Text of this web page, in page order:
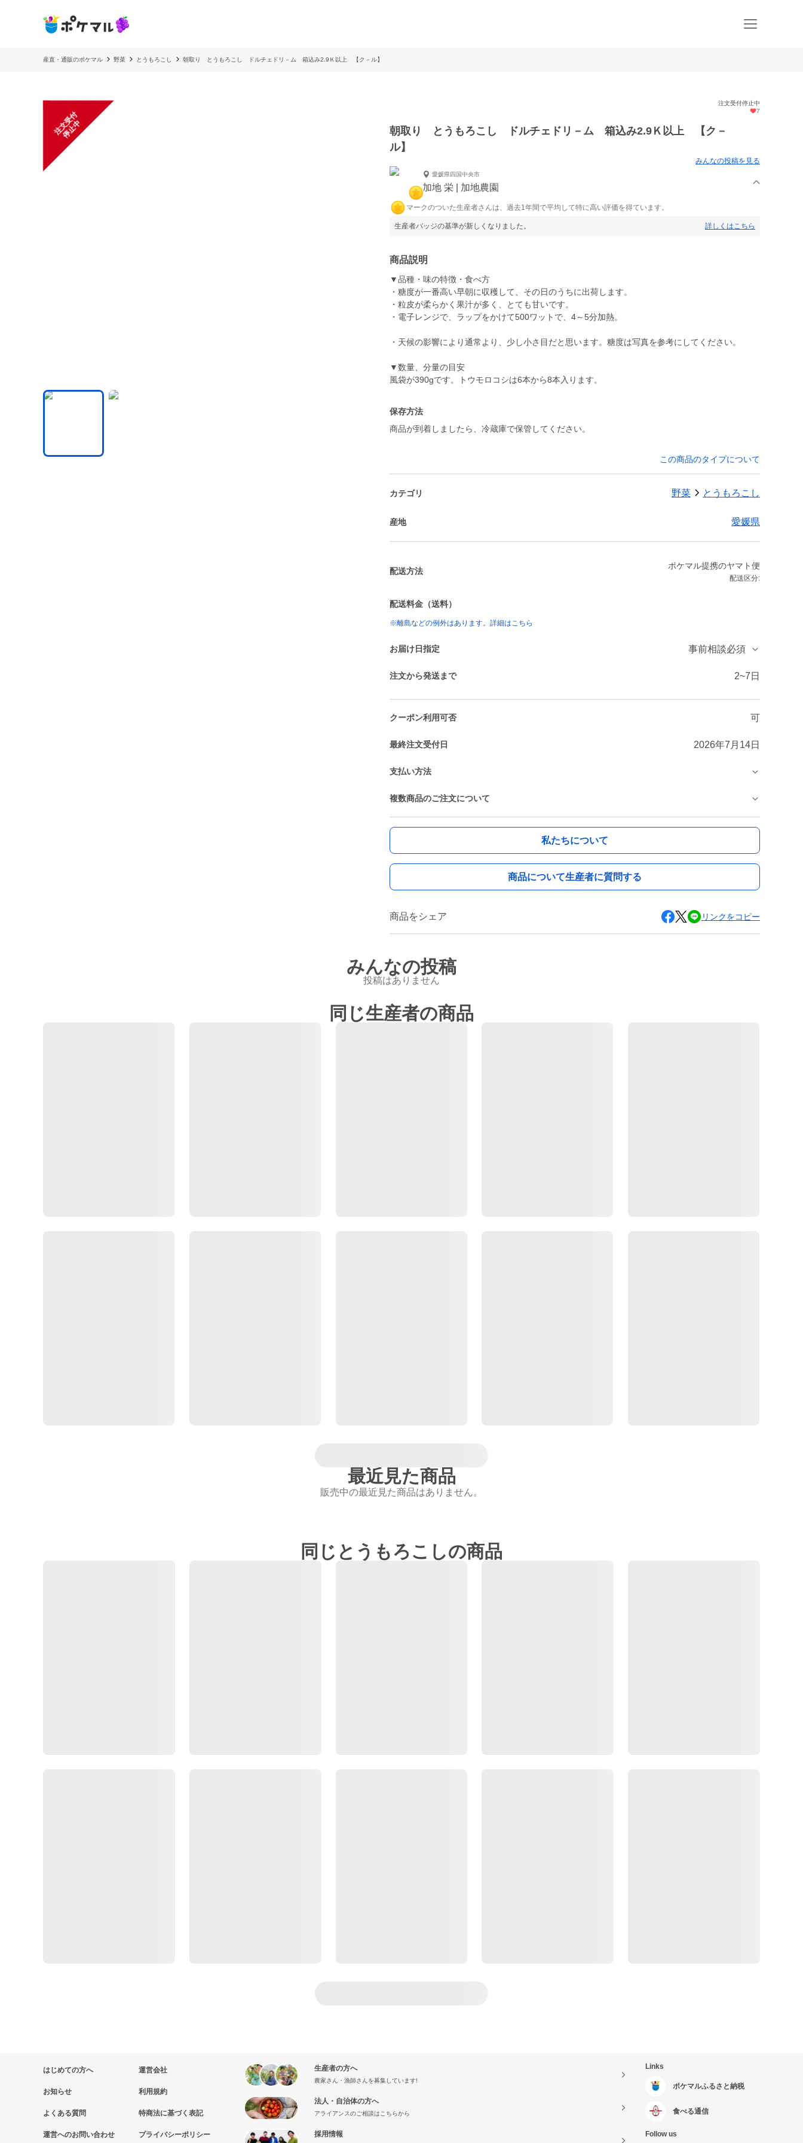
産直・通販のポケマル 野菜 とうもろこし 朝取り とうもろこし ドルチェドリ－ム 箱込み2.9Ｋ以上 【ク－ル】
注
文
受
付
停
止
中
注文受付停止中
7
朝取り とうもろこし ドルチェドリ－ム 箱込み2.9Ｋ以上 【ク－
ル】
みんなの投稿を見る
愛媛県四国中央市
加地 栄 | 加地農園
マークのついた生産者さんは、過去1年間で平均して特に高い評価を得ています。
生産者バッジの基準が新しくなりました。 詳しくはこちら
商品説明
▼品種・味の特徴・食べ方
・糖度が一番高い早朝に収穫して、その日のうちに出荷します。
・粒皮が柔らかく果汁が多く、とても甘いです。
・電子レンジで、ラップをかけて500ワットで、4～5分加熱。
・天候の影響により通常より、少し小さ目だと思います。糖度は写真を参考にしてください。
▼数量、分量の目安
風袋が390gです。トウモロコシは6本から8本入ります。
保存方法
商品が到着しましたら、冷蔵庫で保管してください。
この商品のタイプについて
カテゴリ 野菜 とうもろこし
産地 愛媛県
配送方法
ポケマル提携のヤマト便
配送区分:
配送料金（送料）
※離島などの例外はあります。詳細はこちら
お届け日指定 事前相談必須
注文から発送まで 2~7日
クーポン利用可否 可
最終注文受付日 2026年7月14日
支払い方法
複数商品のご注文について
私たちについて
商品について生産者に質問する
商品をシェア リンクをコピー
みんなの投稿
投稿はありません
同じ生産者の商品
最近見た商品
販売中の最近見た商品はありません。
同じとうもろこしの商品
はじめての方へ
お知らせ
よくある質問
運営へのお問い合わせ
運営会社
利用規約
特商法に基づく表記
プライバシーポリシー
生産者の方へ
農家さん・漁師さんを募集しています!
法人・自治体の方へ
アライアンスのご相談はこちらから
採用情報
Links
ポケマルふるさと納税
食べる通信
Follow us